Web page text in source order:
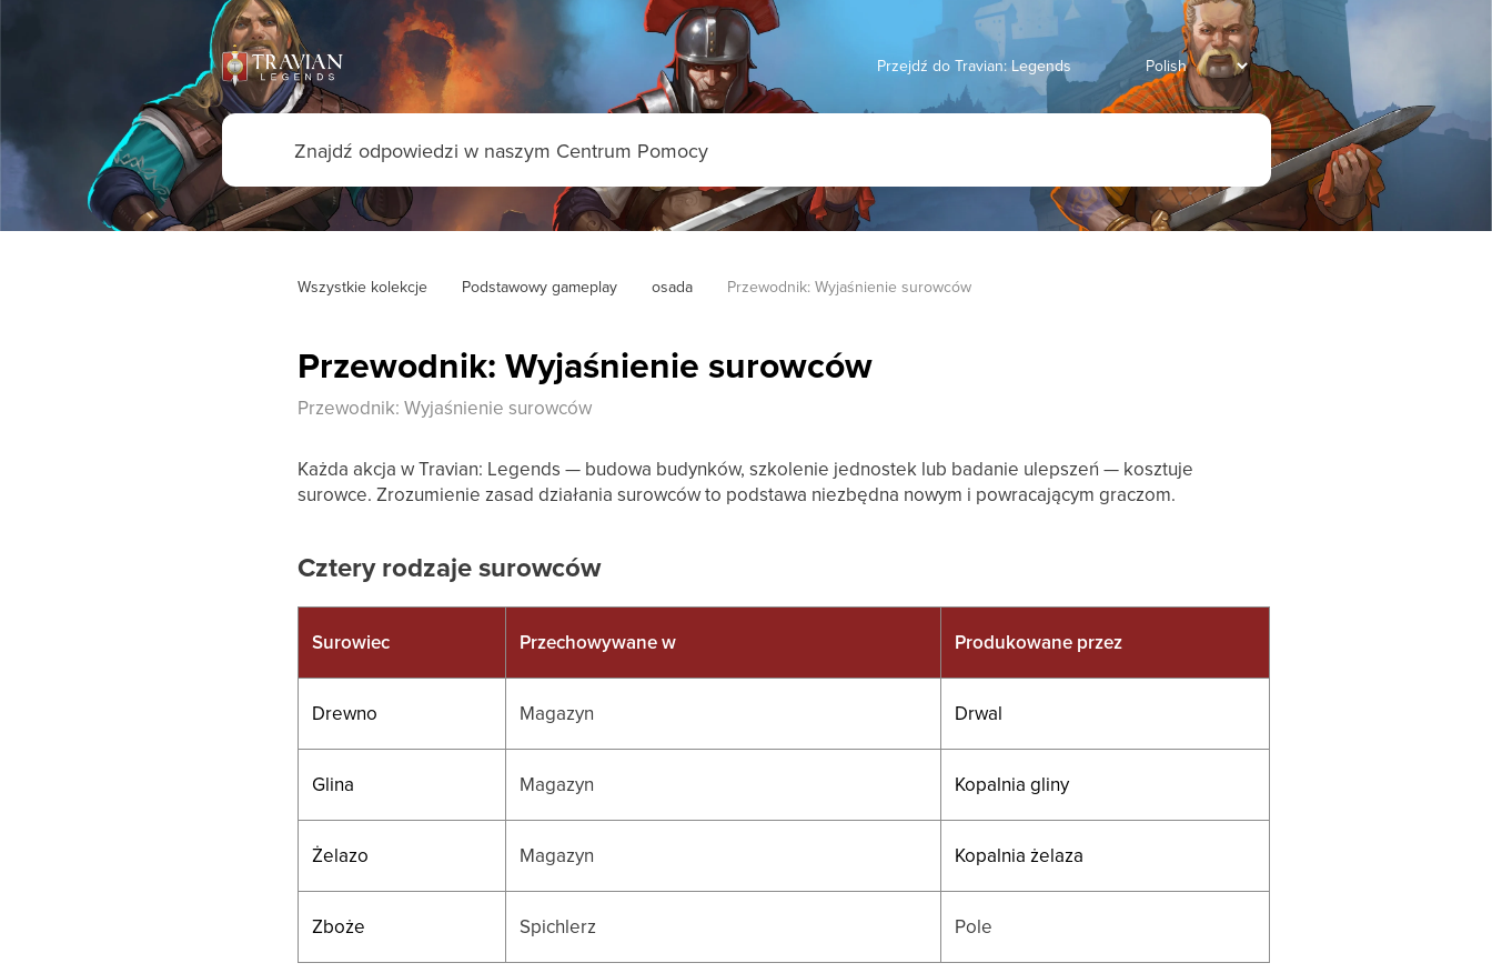
Przejdź do Travian: Legends
Wszystkie kolekcje Podstawowy gameplay osada Przewodnik: Wyjaśnienie surowców
Przewodnik: Wyjaśnienie surowców
Przewodnik: Wyjaśnienie surowców
Każda akcja w Travian: Legends — budowa budynków, szkolenie jednostek lub badanie ulepszeń — kosztuje
surowce. Zrozumienie zasad działania surowców to podstawa niezbędna nowym i powracającym graczom.
Cztery rodzaje surowców
Surowiec Przechowywane w Produkowane przez
Drewno Magazyn Drwal
Glina Magazyn Kopalnia gliny
Żelazo Magazyn Kopalnia żelaza
Zboże Spichlerz Pole